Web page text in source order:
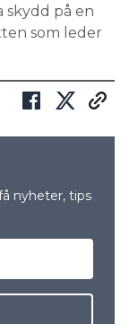
skydd på en
som leder
nyheter, tips